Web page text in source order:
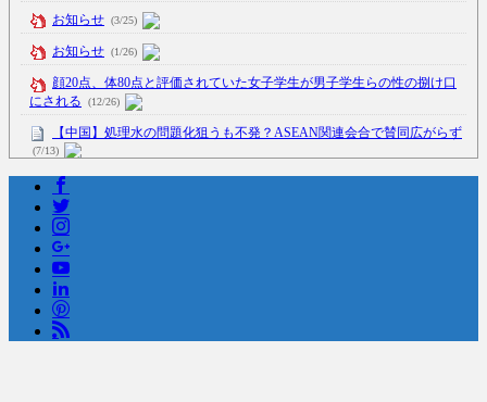
お知らせ (3/25)
お知らせ (1/26)
顔20点、体80点と評価されていた女子学生が男子学生らの性の捌け口
にされる
(12/26)
【中国】処理水の問題化狙うも不発？ASEAN関連会合で賛同広がらず
(7/13)
Powered by livedoor 相互RSS